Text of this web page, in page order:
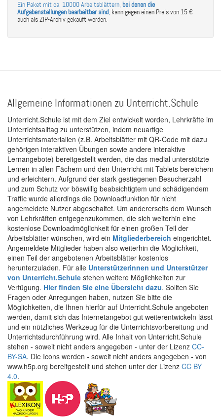
Ein Paket mit ca. 10000 Arbeitsblättern, bei denen die
Aufgabenstellungen bearbeitbar sind, kann gegen einen Preis von 15 €
auch als ZIP-Archiv gekauft werden.
Allgemeine Informationen zu Unterricht.Schule
Unterricht.Schule ist mit dem Ziel entwickelt worden, Lehrkräfte im
Unterrichtsalltag zu unterstützen, indem neuartige
Unterrichtsmaterialien (z.B. Arbeitsblätter mit QR-Code mit dazu
gehörigen interaktiven Übungen sowie andere interaktive
Lernangebote) bereitgestellt werden, die das medial unterstützte
Lernen in allen Fächern und den Unterricht mit Tablets bereichern
und erleichtern. Aufgrund der stark gestiegenen Besucherzahl
und zum Schutz vor böswillig beabsichtigtem und schädigendem
Traffic wurde allerdings die Downloadfunktion für nicht
angemeldete Nutzer abgeschaltet. Um andererseits dem Wunsch
von Lehrkräften entgegenzukommen, die sich weiterhin eine
kostenlose Downloadmöglichkeit für einen großen Teil der
Arbeitsblätter wünschen, wird ein Mitgliederbereich eingerichtet.
Angemeldete Mitglieder haben also weiterhin die Möglichkeit,
einen Teil der angebotenen Arbeitsblätter kostenlos
herunterzuladen. Für alle Unterstützerinnen und Unterstützer
von Unterricht.Schule stehen weitere Möglichkeiten zur
Verfügung. Hier finden Sie eine Übersicht dazu. Sollten Sie
Fragen oder Anregungen haben, nutzen Sie bitte die
Möglichkeiten, die Ihnen hierfür auf Unterricht.Schule angeboten
werden, damit sich das Internetangebot gut weiterentwickeln lässt
und ein nützliches Werkzeug für die Unterrichtsvorbereitung und
Unterrichtsdurchführung wird. Alle Inhalt von Unterricht.Schule
stehen - soweit nicht anders angegeben - unter der Lizenz CC-
BY-SA. Die Icons werden - soweit nicht anders angegeben - von
www.h5p.org bereitgestellt und stehen unter der Lizenz CC BY
4.0.